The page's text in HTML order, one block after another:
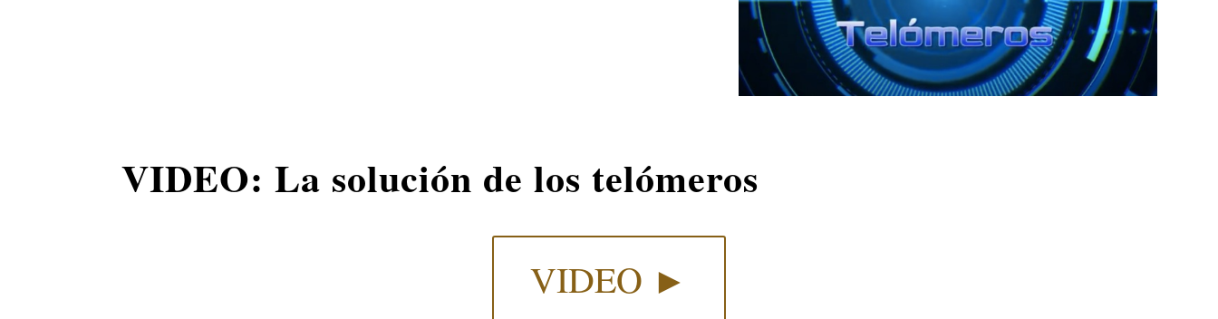
VIDEO: La solución de los telómeros
VIDEO ►